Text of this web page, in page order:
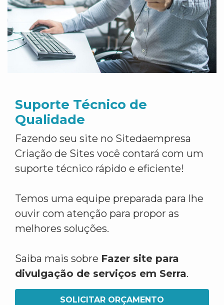
Suporte Técnico de
Qualidade
Fazendo seu site no Sitedaempresa
Criação de Sites você contará com um
suporte técnico rápido e eficiente!
Temos uma equipe preparada para lhe
ouvir com atenção para propor as
melhores soluções.
Saiba mais sobre Fazer site para
divulgação de serviços em Serra.
SOLICITAR ORÇAMENTO